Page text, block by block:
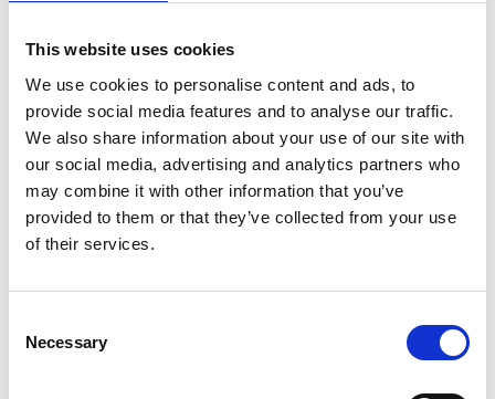
This website uses cookies
We use cookies to personalise content and ads, to
provide social media features and to analyse our traffic.
We also share information about your use of our site with
our social media, advertising and analytics partners who
may combine it with other information that you’ve
provided to them or that they’ve collected from your use
of their services.
Selection
Necessary
cultura millenaria che...